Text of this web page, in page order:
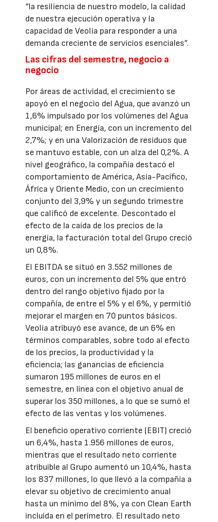
“la resiliencia de nuestro modelo, la calidad
de nuestra ejecución operativa y la
capacidad de Veolia para responder a una
demanda creciente de servicios esenciales”.
Las cifras del semestre, negocio a
negocio
Por áreas de actividad, el crecimiento se
apoyó en el negocio del Agua, que avanzó un
1,6% impulsado por los volúmenes del Agua
municipal; en Energía, con un incremento del
2,7%; y en una Valorización de residuos que
se mantuvo estable, con un alza del 0,2%. A
nivel geográfico, la compañía destacó el
comportamiento de América, Asia-Pacífico,
África y Oriente Medio, con un crecimiento
conjunto del 3,9% y un segundo trimestre
que calificó de excelente. Descontado el
efecto de la caída de los precios de la
energía, la facturación total del Grupo creció
un 0,8%.
El EBITDA se situó en 3.552 millones de
euros, con un incremento del 5% que entró
dentro del rango objetivo fijado por la
compañía, de entre el 5% y el 6%, y permitió
mejorar el margen en 70 puntos básicos.
Veolia atribuyó ese avance, de un 6% en
términos comparables, sobre todo al efecto
de los precios, la productividad y la
eficiencia; las ganancias de eficiencia
sumaron 195 millones de euros en el
semestre, en línea con el objetivo anual de
superar los 350 millones, a lo que se sumó el
efecto de las ventas y los volúmenes.
El beneficio operativo corriente (EBIT) creció
un 6,4%, hasta 1.956 millones de euros,
mientras que el resultado neto corriente
atribuible al Grupo aumentó un 10,4%, hasta
los 837 millones, lo que llevó a la compañía a
elevar su objetivo de crecimiento anual
hasta un mínimo del 8%, ya con Clean Earth
incluida en el perímetro. El resultado neto